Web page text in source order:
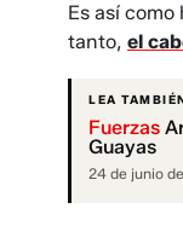
Es así
tanto, el
LEA
Fuerzas
Guayas
24 de junio